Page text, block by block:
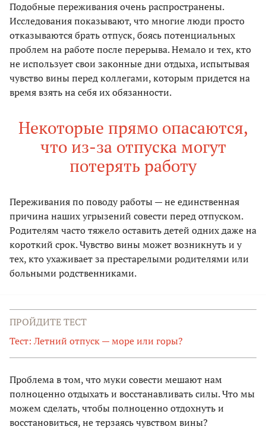
Подобные переживания очень распространены.
Исследования показывают, что многие люди просто
отказываются брать отпуск, боясь потенциальных
проблем на работе после перерыва. Немало и тех, кто
не использует свои законные дни отдыха, испытывая
чувство вины перед коллегами, которым придется на
время взять на себя их обязанности.
Некоторые прямо опасаются,
что из-за отпуска могут
потерять работу
Переживания по поводу работы — не единственная
причина наших угрызений совести перед отпуском.
Родителям часто тяжело оставить детей одних даже на
короткий срок. Чувство вины может возникнуть и у
тех, кто ухаживает за престарелыми родителями или
больными родственниками.
ПРОЙДИТЕ ТЕСТ
Тест: Летний отпуск — море или горы?
Проблема в том, что муки совести мешают нам
полноценно отдыхать и восстанавливать силы. Что мы
можем сделать, чтобы полноценно отдохнуть и
восстановиться, не терзаясь чувством вины?